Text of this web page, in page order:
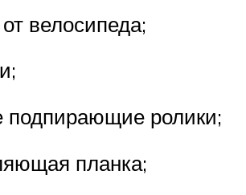
велосипеда;
подпирающие ролики;
планка;